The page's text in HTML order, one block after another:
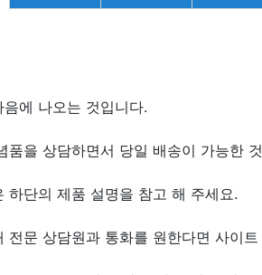
에 나오는 것입니다.
품을 상담하면서 당일 배송이 가능한
하단의 제품 설명을 참고 해 주세요.
전문 상담원과 통화를 원한다면 사이